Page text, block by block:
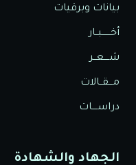
بيانات وبرقيات
أخــــــبــار
شــــعــر
مـــقــالات
دراســــات
الجهاد والشهادة